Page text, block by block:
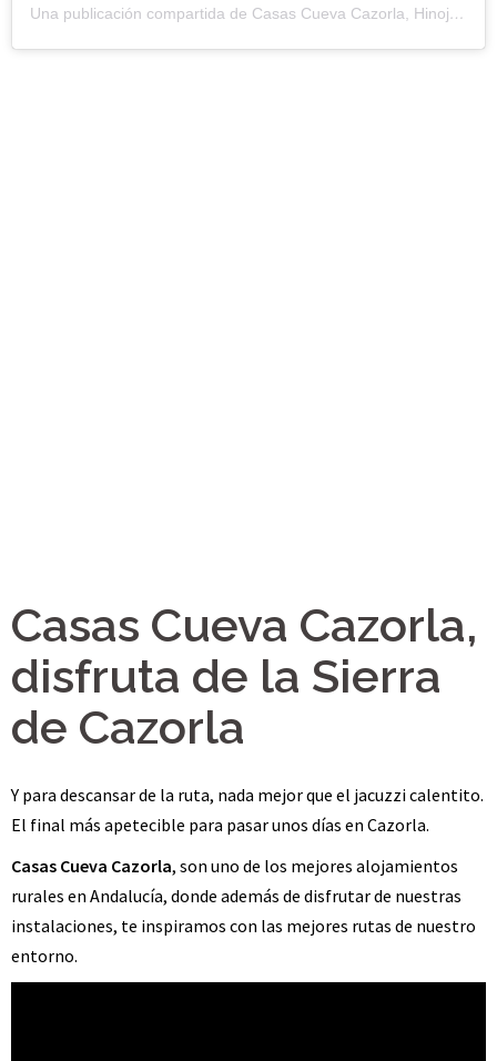
Una publicación compartida de Casas Cueva Cazorla, Hinojares (@casascuevacazorla)
Casas Cueva Cazorla,
disfruta de la Sierra
de Cazorla
Y para descansar de la ruta, nada mejor que el jacuzzi calentito.
El final más apetecible para pasar unos días en Cazorla.
Casas Cueva Cazorla, son uno de los mejores alojamientos
rurales en Andalucía, donde además de disfrutar de nuestras
instalaciones, te inspiramos con las mejores rutas de nuestro
entorno.